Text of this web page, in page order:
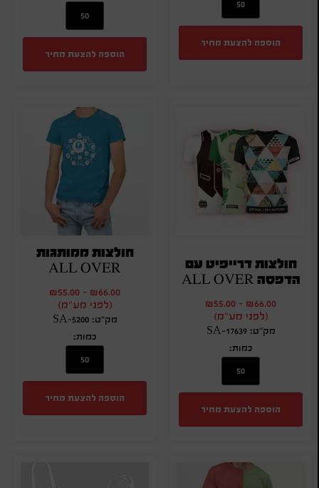
הוספה להצעת מחיר
הוספה להצעת מחיר
חולצות דרייפיט עם
הדפסה ALL OVER
₪66.00
-
₪55.00
(לפני מע"מ)
מק"ט: SA-17639
כמות:
הוספה להצעת מחיר
חולצות ממותגות
ALL OVER
₪66.00
-
₪55.00
(לפני מע"מ)
מק"ט: SA-5200
כמות:
הוספה להצעת מחיר